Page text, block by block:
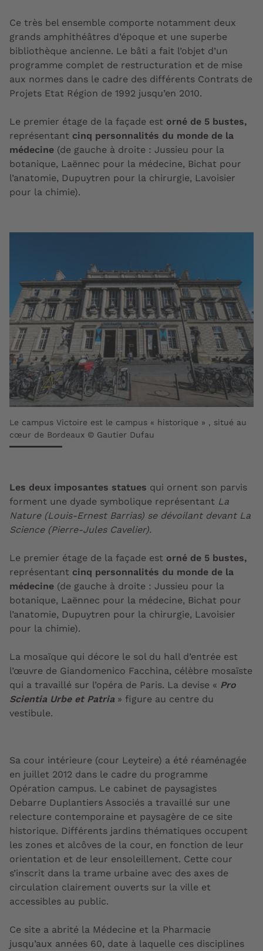
Ce très bel ensemble comporte notamment deux
grands amphithéâtres d’époque et une superbe
bibliothèque ancienne. Le bâti a fait l’objet d’un
programme complet de restructuration et de mise
aux normes dans le cadre des différents Contrats de
Projets Etat Région de 1992 jusqu’en 2010.
Le premier étage de la façade est orné de 5 bustes,
représentant cinq personnalités du monde de la
médecine (de gauche à droite : Jussieu pour la
botanique, Laënnec pour la médecine, Bichat pour
l’anatomie, Dupuytren pour la chirurgie, Lavoisier
pour la chimie).
Le campus Victoire est le campus « historique » , situé au
cœur de Bordeaux © Gautier Dufau
Les deux imposantes statues qui ornent son parvis
forment une dyade symbolique représentant La
Nature (Louis-Ernest Barrias) se dévoilant devant La
Science (Pierre-Jules Cavelier).
Le premier étage de la façade est orné de 5 bustes,
représentant cinq personnalités du monde de la
médecine (de gauche à droite : Jussieu pour la
botanique, Laënnec pour la médecine, Bichat pour
l’anatomie, Dupuytren pour la chirurgie, Lavoisier
pour la chimie).
La mosaïque qui décore le sol du hall d’entrée est
l’œuvre de Giandomenico Facchina, célèbre mosaïste
qui a travaillé sur l’opéra de Paris. La devise « Pro
Scientia Urbe et Patria » figure au centre du
vestibule.
Sa cour intérieure (cour Leyteire) a été réaménagée
en juillet 2012 dans le cadre du programme
Opération campus. Le cabinet de paysagistes
Debarre Duplantiers Associés a travaillé sur une
relecture contemporaine et paysagère de ce site
historique. Différents jardins thématiques occupent
les zones et alcôves de la cour, en fonction de leur
orientation et de leur ensoleillement. Cette cour
s’inscrit dans la trame urbaine avec des axes de
circulation clairement ouverts sur la ville et
accessibles au public.
Ce site a abrité la Médecine et la Pharmacie
jusqu’aux années 60, date à laquelle ces disciplines